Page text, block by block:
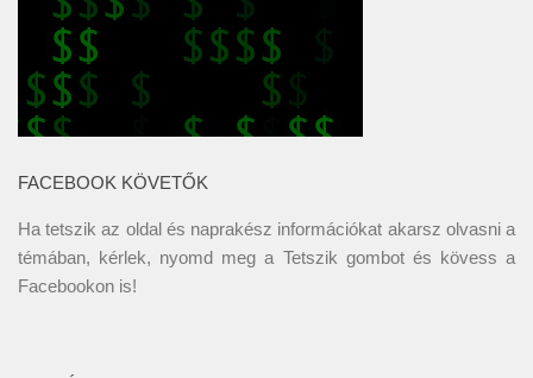
FACEBOOK KÖVETŐK
Ha tetszik az oldal és naprakész információkat akarsz olvasni a
témában, kérlek, nyomd meg a Tetszik gombot és kövess a
Facebookon is!